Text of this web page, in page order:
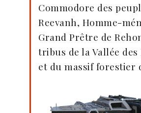
Commodore des
Reevanh, Homme-
Grand Prêtre de
tribus de la Vallée des
et du massif forestier